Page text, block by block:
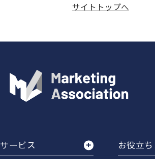
サイトトップへ
サービス お役立